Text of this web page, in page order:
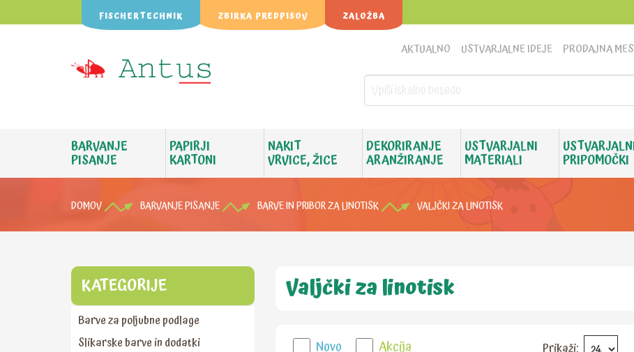
FISCHERTECHNIK ZBIRKA PREDPISOV ZALOŽBA
PRODAJNA
USTVARJALNE IDEJE
AKTUALNO
BARVANJE
PISANJE
PAPIRJI
KARTONI
NAKIT
VRVICE, ŽICE
DEKORIRANJE
ARANŽIRANJE
USTVARJALNI
MATERIALI PRIPOMOČKI
DOMOV BARVANJE PISANJE BARVE IN PRIBOR ZA LINOTISK VALJČKI ZA LINOTISK
KATEGORIJE
Barve za poljubne podlage
Slikarske barve in dodatki
Valjčki za linotisk
Novo Akcija Prikaži: